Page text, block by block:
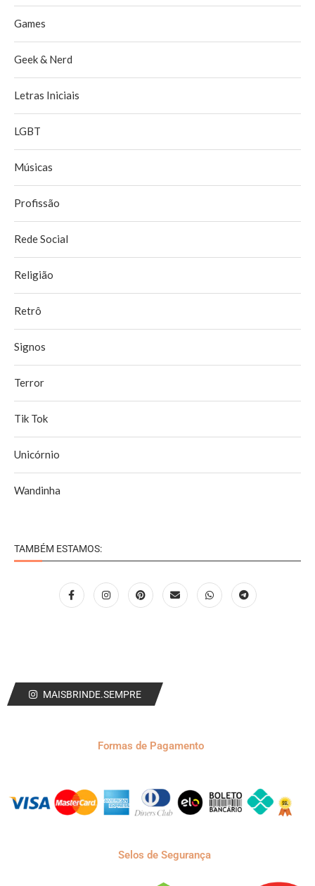
Games
Geek & Nerd
Letras Iniciais
LGBT
Músicas
Profissão
Rede Social
Religião
Retrô
Signos
Terror
Tik Tok
Unicórnio
Wandinha
TAMBÉM ESTAMOS:
MAISBRINDE.SEMPRE
Formas de Pagamento
Selos de Segurança